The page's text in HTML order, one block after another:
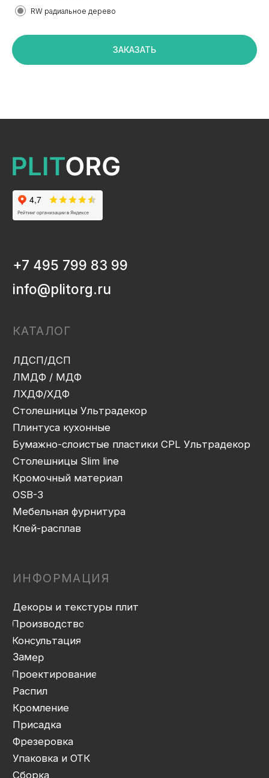
RW радиальное дерево
ЗАКАЗАТЬ
Дизайн сайта: artandkate
info@plitorg.ru
Производство
Консультация
Распил
Фрезеровка
Упаковка и ОТК
Присадка
Монтаж
Сборка
Декоры и текстуры плит
Прайс-лист
Контакты
ЛХДФ/ХДФ
Столешницы Slim line
OSB-3
Бумажно-слоистые пластики CPL Ультрадекор
Мебельная фурнитура
Клей-расплав
Политика конфиденциальности